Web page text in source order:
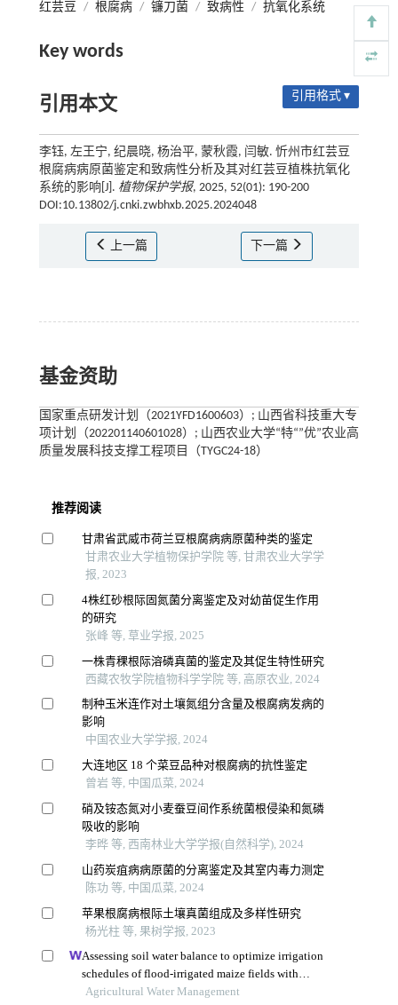
红芸豆 / 根腐病 / 镰刀菌 / 致病性 / 抗氧化系统
Key words
引用本文 引用格式 ▾
李钰, 左王宁, 纪晨晓, 杨治平, 蒙秋霞, 闫敏. 忻州市红芸豆
根腐病病原菌鉴定和致病性分析及其对红芸豆植株抗氧化
系统的影响[J]. 植物保护学报, 2025, 52(01): 190-200
DOI:10.13802/j.cnki.zwbhxb.2025.2024048
上一篇 下一篇
基金资助
国家重点研发计划（2021YFD1600603）; 山西省科技重大专
项计划（202201140601028）; 山西农业大学“特“”优”农业高
质量发展科技支撑工程项目（TYGC24-18）